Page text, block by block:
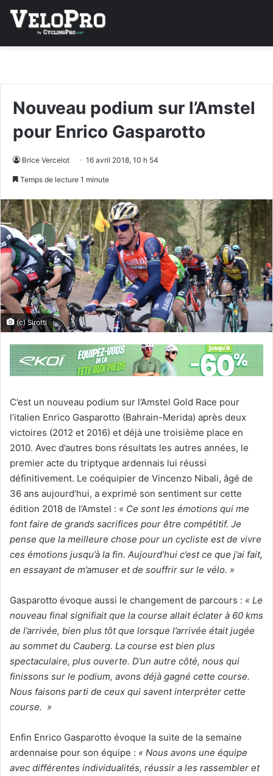
Nouveau podium sur l’Amstel
pour Enrico Gasparotto
Brice Vercelot 16 avril 2018, 10 h 54
Temps de lecture 1 minute
(c) Sirotti
C’est un nouveau podium sur l’Amstel Gold Race pour
l’italien Enrico Gasparotto (Bahrain-Merida) après deux
victoires (2012 et 2016) et déjà une troisième place en
2010. Avec d’autres bons résultats les autres années, le
premier acte du triptyque ardennais lui réussi
définitivement. Le coéquipier de Vincenzo Nibali, âgé de
36 ans aujourd’hui, a exprimé son sentiment sur cette
édition 2018 de l’Amstel : « Ce sont les émotions qui me
font faire de grands sacrifices pour être compétitif. Je
pense que la meilleure chose pour un cycliste est de vivre
ces émotions jusqu’à la fin. Aujourd’hui c’est ce que j’ai fait,
en essayant de m’amuser et de souffrir sur le vélo. »
Gasparotto évoque aussi le changement de parcours : « Le
nouveau final signifiait que la course allait éclater à 60 kms
de l’arrivée, bien plus tôt que lorsque l’arrivée était jugée
au sommet du Cauberg. La course est bien plus
spectaculaire, plus ouverte. D’un autre côté, nous qui
finissons sur le podium, avons déjà gagné cette course.
Nous faisons parti de ceux qui savent interpréter cette
course. »
Enfin Enrico Gasparotto évoque la suite de la semaine
ardennaise pour son équipe : « Nous avons une équipe
avec différentes individualités, réussir a les rassembler et